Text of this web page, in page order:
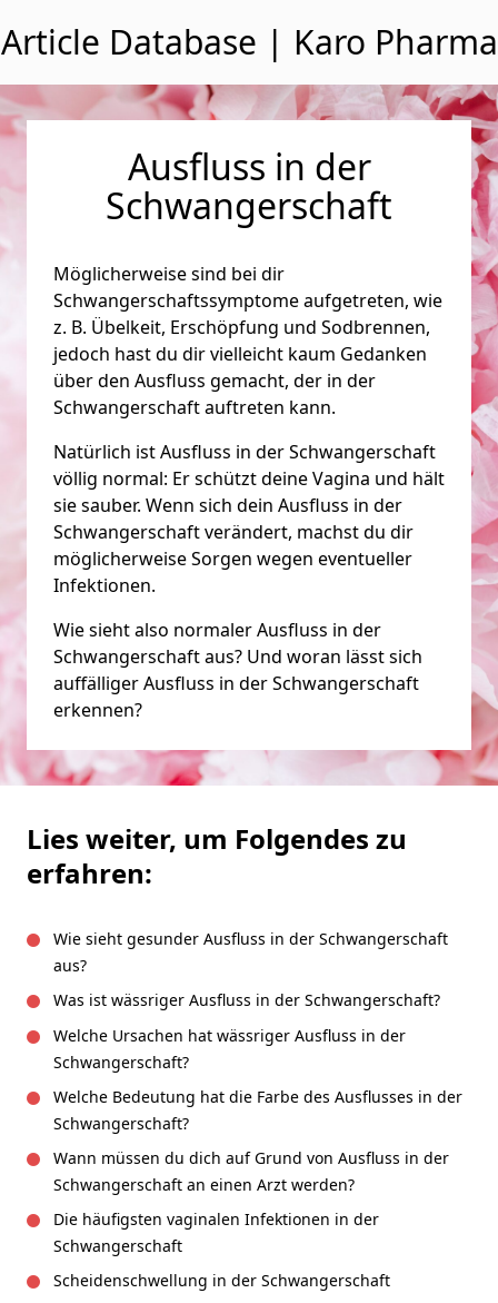
Article Database | Karo Pharma
Ausfluss in der
Schwangerschaft
Möglicherweise sind bei dir
Schwangerschaftssymptome aufgetreten, wie
z. B. Übelkeit, Erschöpfung und Sodbrennen,
jedoch hast du dir vielleicht kaum Gedanken
über den Ausfluss gemacht, der in der
Schwangerschaft auftreten kann.
Natürlich ist Ausfluss in der Schwangerschaft
völlig normal: Er schützt deine Vagina und hält
sie sauber. Wenn sich dein Ausfluss in der
Schwangerschaft verändert, machst du dir
möglicherweise Sorgen wegen eventueller
Infektionen.
Wie sieht also normaler Ausfluss in der
Schwangerschaft aus? Und woran lässt sich
auffälliger Ausfluss in der Schwangerschaft
erkennen?
Lies weiter, um Folgendes zu
erfahren:
Wie sieht gesunder Ausfluss in der Schwangerschaft
aus?
Was ist wässriger Ausfluss in der Schwangerschaft?
Welche Ursachen hat wässriger Ausfluss in der
Schwangerschaft?
Welche Bedeutung hat die Farbe des Ausflusses in der
Schwangerschaft?
Wann müssen du dich auf Grund von Ausfluss in der
Schwangerschaft an einen Arzt werden?
Die häufigsten vaginalen Infektionen in der
Schwangerschaft
Scheidenschwellung in der Schwangerschaft